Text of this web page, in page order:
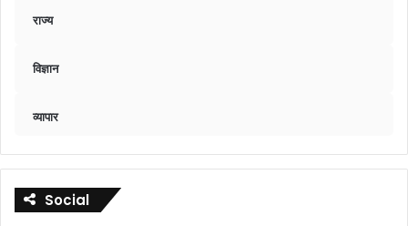
राज्य
विज्ञान
व्यापार
Social